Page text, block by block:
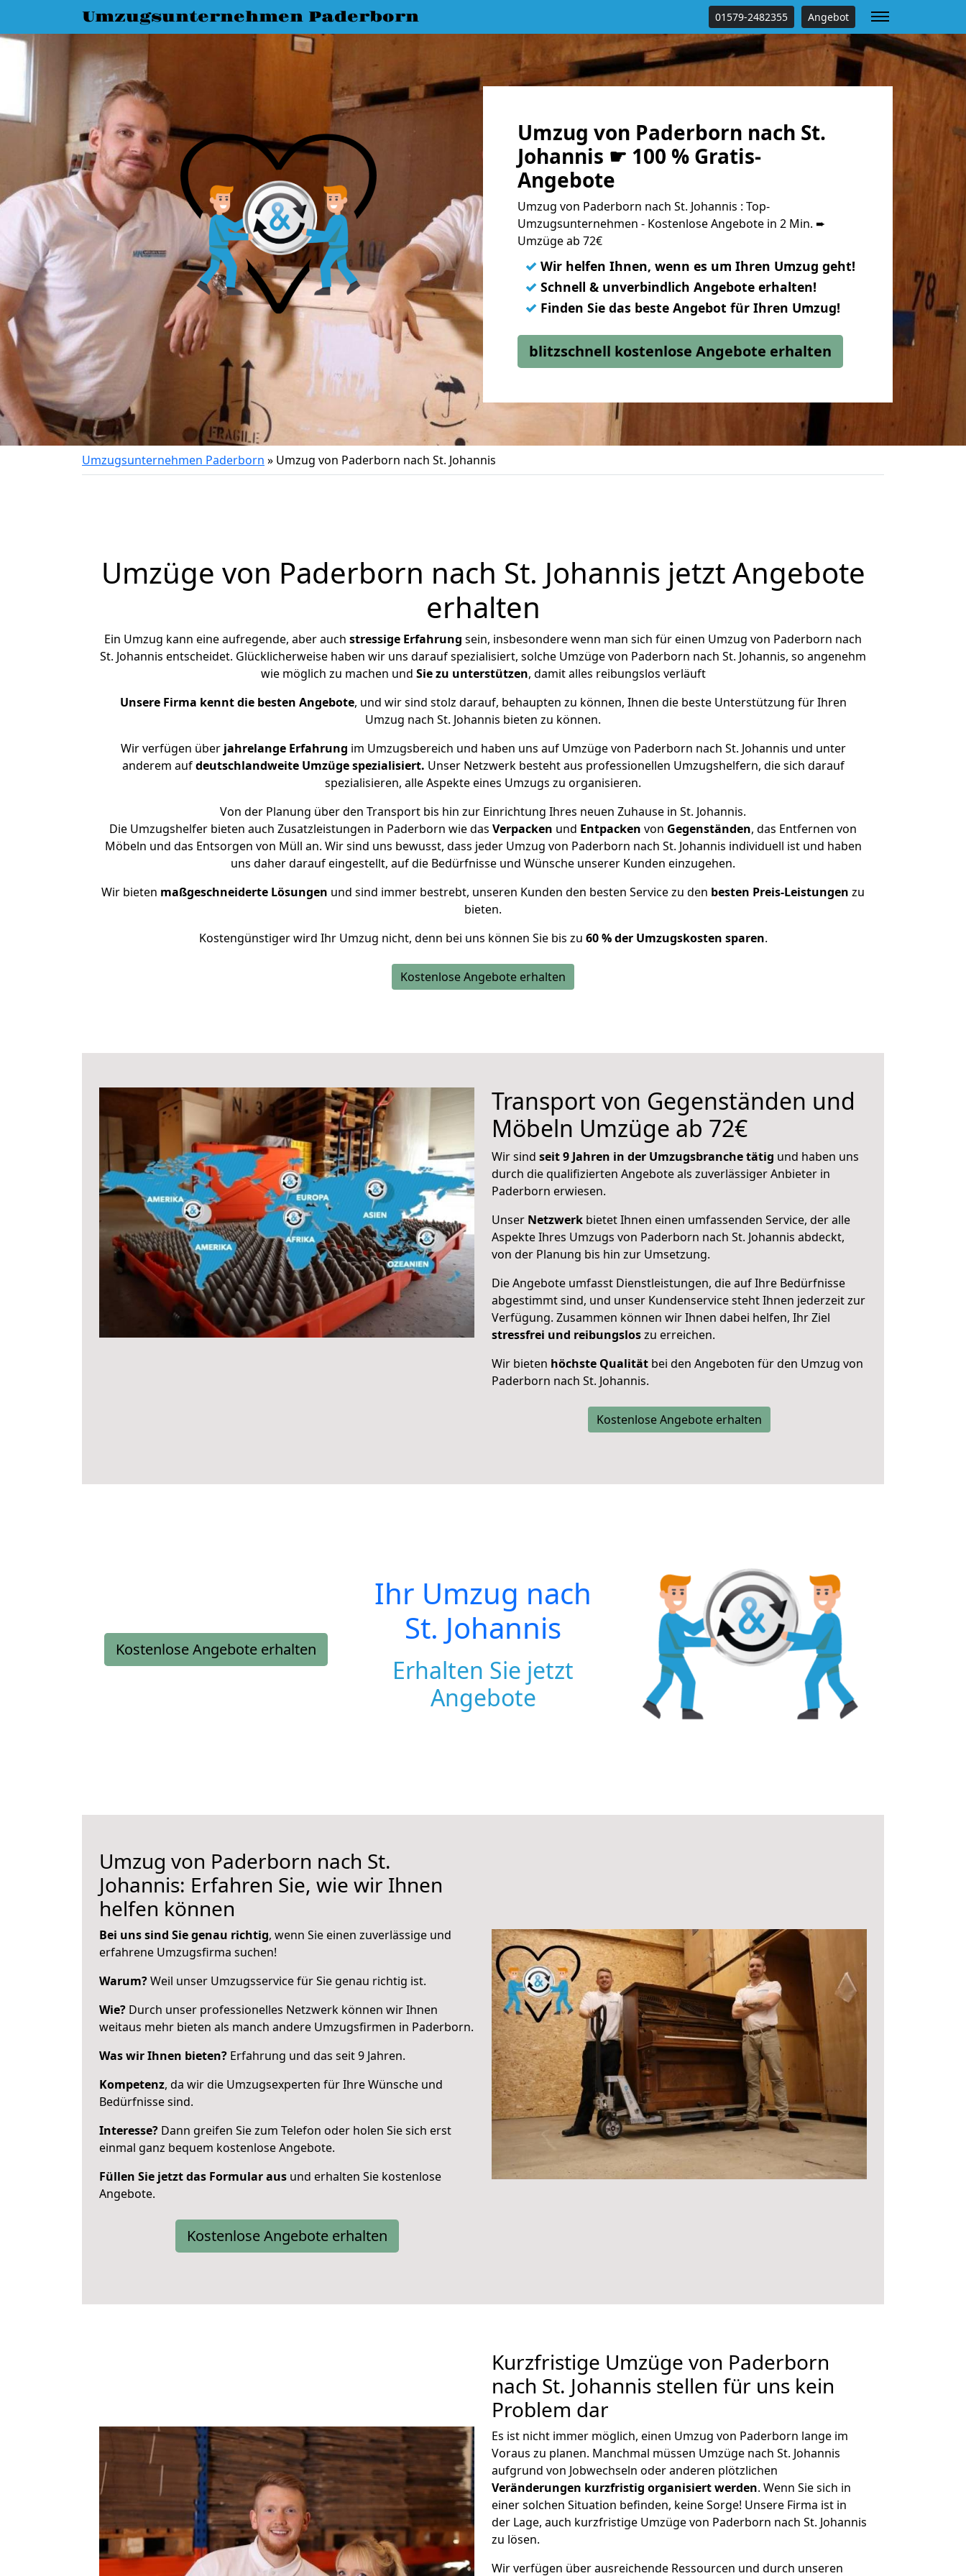
Umzugsunternehmen Paderborn 01579-2482355 Angebot
Umzug von Paderborn nach St.
Johannis ☛ 100 % Gratis-
Angebote
Umzug von Paderborn nach St. Johannis : Top-
Umzugsunternehmen - Kostenlose Angebote in 2 Min. ➨
Umzüge ab 72€
✓ Wir helfen Ihnen, wenn es um Ihren Umzug geht!
✓ Schnell & unverbindlich Angebote erhalten!
✓ Finden Sie das beste Angebot für Ihren Umzug!
blitzschnell kostenlose Angebote erhalten
Umzugsunternehmen Paderborn » Umzug von Paderborn nach St. Johannis
Umzüge von Paderborn nach St. Johannis jetzt Angebote
erhalten
Ein Umzug kann eine aufregende, aber auch stressige Erfahrung sein, insbesondere wenn man sich für einen Umzug von Paderborn nach
St. Johannis entscheidet. Glücklicherweise haben wir uns darauf spezialisiert, solche Umzüge von Paderborn nach St. Johannis, so angenehm
wie möglich zu machen und Sie zu unterstützen, damit alles reibungslos verläuft
Unsere Firma kennt die besten Angebote, und wir sind stolz darauf, behaupten zu können, Ihnen die beste Unterstützung für Ihren
Umzug nach St. Johannis bieten zu können.
Wir verfügen überjahrelange Erfahrung im Umzugsbereich und haben uns auf Umzüge von Paderborn nach St. Johannis und unter
anderem aufdeutschlandweite Umzüge spezialisiert. Unser Netzwerk besteht aus professionellen Umzugshelfern, die sich darauf
spezialisieren, alle Aspekte eines Umzugs zu organisieren.
Von der Planung über den Transport bis hin zur Einrichtung Ihres neuen Zuhause in St. Johannis.
Die Umzugshelfer bieten auch Zusatzleistungen in Paderborn wie das Verpacken und Entpacken von Gegenständen, das Entfernen von
Möbeln und das Entsorgen von Müll an. Wir sind uns bewusst, dass jeder Umzug von Paderborn nach St. Johannis individuell ist und haben
uns daher darauf eingestellt, auf die Bedürfnisse und Wünsche unserer Kunden einzugehen.
Wir bieten maßgeschneiderte Lösungen und sind immer bestrebt, unseren Kunden den besten Service zu den besten Preis-Leistungen zu
bieten.
Kostengünstiger wird Ihr Umzug nicht, denn bei uns können Sie bis zu 60 % der Umzugskosten sparen.
Kostenlose Angebote erhalten
Transport von Gegenständen und
Möbeln Umzüge ab 72€
Wir sind seit 9 Jahren in der Umzugsbranche tätig und haben uns
durch die qualifizierten Angebote als zuverlässiger Anbieter in
Paderborn erwiesen.
Unser Netzwerk bietet Ihnen einen umfassenden Service, der alle
Aspekte Ihres Umzugs von Paderborn nach St. Johannis abdeckt,
von der Planung bis hin zur Umsetzung.
Die Angebote umfasst Dienstleistungen, die auf Ihre Bedürfnisse
abgestimmt sind, und unser Kundenservice steht Ihnen jederzeit zur
Verfügung. Zusammen können wir Ihnen dabei helfen, Ihr Ziel
stressfrei und reibungsloszu erreichen.
Wir bieten höchste Qualität bei den Angeboten für den Umzug von
Paderborn nach St. Johannis.
Kostenlose Angebote erhalten
Kostenlose Angebote erhalten
Ihr Umzug nach
St. Johannis
Erhalten Sie jetzt
Angebote
Umzug von Paderborn nach St.
Johannis: Erfahren Sie, wie wir Ihnen
helfen können
Bei uns sind Sie genau richtig, wenn Sie einen zuverlässige und
erfahrene Umzugsfirma suchen!
Warum?Weil unser Umzugsservice für Sie genau richtig ist.
Wie? Durch unser professionelles Netzwerk können wir Ihnen
weitaus mehr bieten als manch andere Umzugsfirmen in Paderborn.
Was wir Ihnen bieten? Erfahrung und das seit 9 Jahren.
Kompetenz, da wir die Umzugsexperten für Ihre Wünsche und
Bedürfnisse sind.
Interesse? Dann greifen Sie zum Telefon oder holen Sie sich erst
einmal ganz bequem kostenlose Angebote.
Füllen Sie jetzt das Formular aus und erhalten Sie kostenlose
Angebote.
Kostenlose Angebote erhalten
Kurzfristige Umzüge von Paderborn
nach St. Johannis stellen für uns kein
Problem dar
Es ist nicht immer möglich, einen Umzug von Paderborn lange im
Voraus zu planen. Manchmal müssen Umzüge nach St. Johannis
aufgrund von Jobwechseln oder anderen plötzlichen
Veränderungen kurzfristig organisiert werden. Wenn Sie sich in
einer solchen Situation befinden, keine Sorge! Unsere Firma ist in
der Lage, auch kurzfristige Umzüge von Paderborn nach St. Johannis
zu lösen.
Wir verfügen über ausreichende Ressourcen und durch unseren